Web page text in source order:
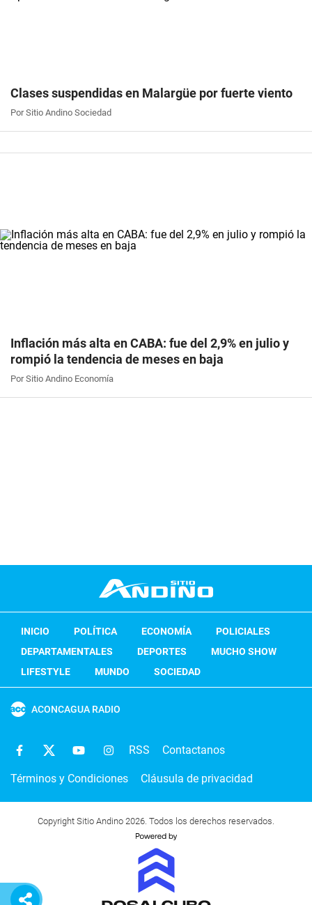
Clases suspendidas en Malargüe por fuerte viento
Por Sitio Andino Sociedad
Inflación más alta en CABA: fue del 2,9% en julio y
rompió la tendencia de meses en baja
Por Sitio Andino Economía
INICIO POLÍTICA ECONOMÍA
POLICIALES
DEPARTAMENTALES
DEPORTES
MUCHO SHOW
LIFESTYLE
MUNDO SOCIEDAD
ACONCAGUA RADIO
RSS Contactanos
Términos y Condiciones Cláusula de privacidad
Copyright Sitio Andino 2026. Todos los derechos reservados.